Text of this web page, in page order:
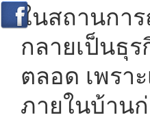
ในสถานกา
กลายเป็นธุ
ตลอด เพร
ภายในบ้าน